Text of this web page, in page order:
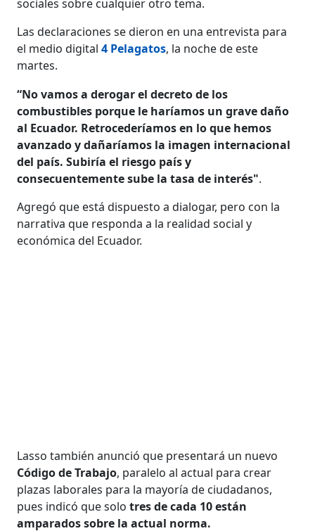
sociales sobre cualquier otro tema.
Las declaraciones se dieron en una entrevista para
el medio digital4 Pelagatos, la noche de este
martes.
“No vamos a derogar el decreto de los
combustibles porque le haríamos un grave daño
al Ecuador. Retrocederíamos en lo que hemos
avanzado y dañaríamos la imagen internacional
del país. Subiría el riesgo país y
consecuentemente sube la tasa de interés".
Agregó que está dispuesto a dialogar, pero con la
narrativa que responda a la realidad social y
económica del Ecuador.
Lasso también anunció que presentará un nuevo
Código de Trabajo, paralelo al actual para crear
plazas laborales para la mayoría de ciudadanos,
pues indicó que solotres de cada 10 están
amparados sobre la actual norma.